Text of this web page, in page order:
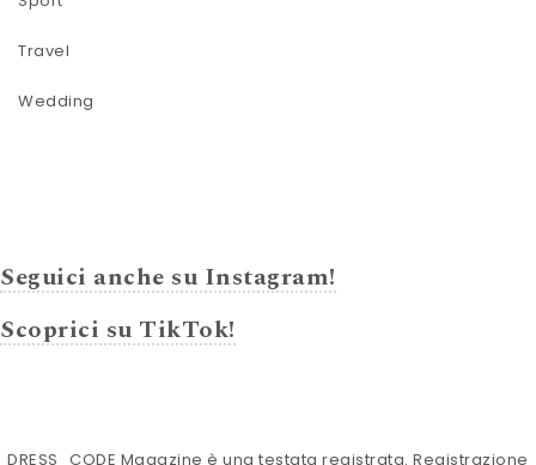
Travel
Wedding
Seguici anche su Instagram!
Scoprici su TikTok!
DRESS_CODE Magazine è una testata registrata. Registrazione